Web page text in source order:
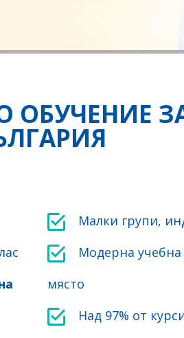
Малки групи,
Модерна
място
Над 97% от